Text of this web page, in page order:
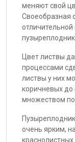
меняют свой
Своеобразная
отличительной
Цвет листвы
процессами
листвы у них
коричневых до
множеством
очень ярким,